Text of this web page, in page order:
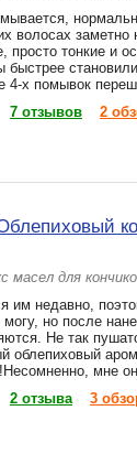
волосах
просто тонкие и
быстрее
4-х помывок
7 отзывов 2
масел для
им недавно,
могу, но после
Не так
облепиховый
мне
2 отзыва 3